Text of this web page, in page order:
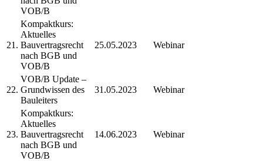
VOB/B
21.
Kompaktkurs:
Aktuelles
Bauvertragsrecht
nach BGB und
VOB/B
25.05.2023 Webinar
22.
VOB/B Update –
Grundwissen des
Bauleiters
31.05.2023 Webinar
23.
Kompaktkurs:
Aktuelles
Bauvertragsrecht
nach BGB und
VOB/B
14.06.2023 Webinar